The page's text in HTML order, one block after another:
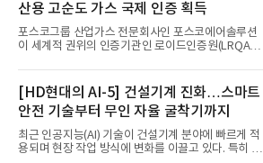
산용 고순도 가스 국제 인증 획득
포스코그룹 산업가스 전문회사인 포스코에어솔루션
이 세계적 권위의 인증기관인 로이드인증원(LRQA)
순도 희귀가스 제조 분야 국제공인 인증인 ‘항공우주·
방산 품질경영시스템(AS9100D)’을 획득했다.포스코
에어솔루션은 6일 서울 포스코센터에서 김대연 포스
코에어솔루션 대표, 이일형 로이드인증원(LRQA) 한
국지사 대표 등이 참석한 가운데 ‘항공우주·방산 품질
경영시스템(AS9100D)’ 인증수여식을 가졌다고 밝혔
다.포스코에어솔루션이 획득한 AS9100D는 국제 품
[HD현대의 AI-5] 건설기계 진화…스마트
안전 기술부터 무인 자율 굴착기까지
최근 인공지능(AI) 기술이 건설기계 분야에 빠르게 적
용되며 현장 작업 방식에 변화를 이끌고 있다. 특히 무